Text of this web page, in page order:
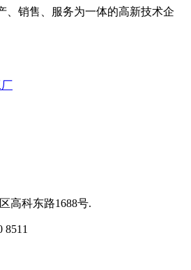
、销售、服务为一体的高新技术企
高科东路1688号.
8511